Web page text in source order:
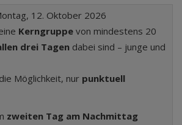
12. Oktober 2026
Kerngruppe von mindestens 20
drei Tagen dabei sind – junge und
Möglichkeit, nur punktuell
zweiten Tag am Nachmittag